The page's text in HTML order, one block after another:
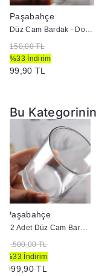
Paşabahçe
Düz Cam Bardak - Doluma Uygun
150,00 TL
%33 İndirim
99,90 TL
Bu
Paşabahçe
12 Adet Düz Cam Bardak - Doluma Uygun
1.500,00 TL
%33 İndirim
999,90 TL